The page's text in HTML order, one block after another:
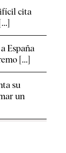
cita
España
[...]
su
un